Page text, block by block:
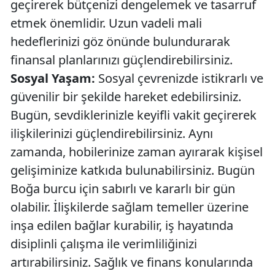
geçirerek bütçenizi dengelemek ve tasarruf
etmek önemlidir. Uzun vadeli mali
hedeflerinizi göz önünde bulundurarak
finansal planlarınızı güçlendirebilirsiniz.
Sosyal Yaşam: Sosyal çevrenizde istikrarlı ve
güvenilir bir şekilde hareket edebilirsiniz.
Bugün, sevdiklerinizle keyifli vakit geçirerek
ilişkilerinizi güçlendirebilirsiniz. Aynı
zamanda, hobilerinize zaman ayırarak kişisel
gelişiminize katkıda bulunabilirsiniz. Bugün
Boğa burcu için sabırlı ve kararlı bir gün
olabilir. İlişkilerde sağlam temeller üzerine
inşa edilen bağlar kurabilir, iş hayatında
disiplinli çalışma ile verimliliğinizi
artırabilirsiniz. Sağlık ve finans konularında